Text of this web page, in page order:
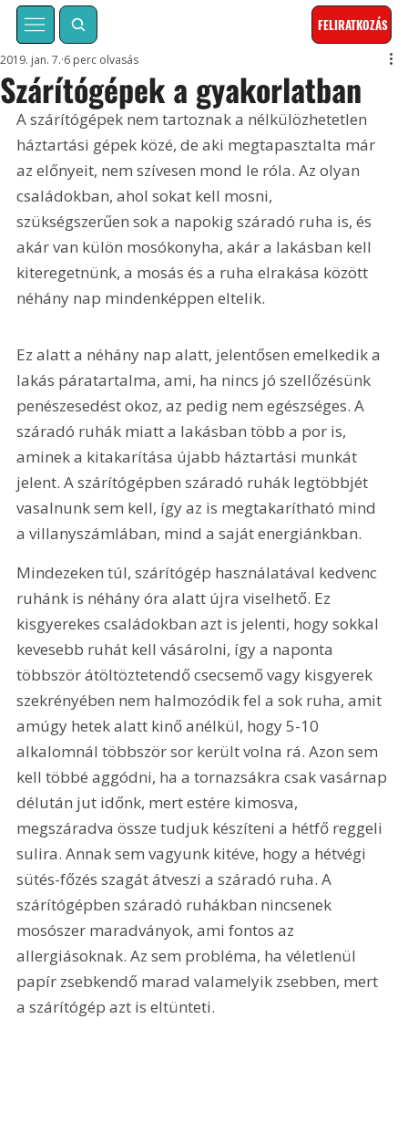
FELIRATKOZÁS
Szárítógépek a gyakorlatban
2019. jan. 7. 6 perc olvasás
A szárítógépek nem tartoznak a nélkülözhetetlen
háztartási gépek közé, de aki megtapasztalta már
az előnyeit, nem szívesen mond le róla. Az olyan
családokban, ahol sokat kell mosni,
szükségszerűen sok a napokig száradó ruha is, és
akár van külön mosókonyha, akár a lakásban kell
kiteregetnünk, a mosás és a ruha elrakása között
néhány nap mindenképpen eltelik.
Ez alatt a néhány nap alatt, jelentősen emelkedik a
lakás páratartalma, ami, ha nincs jó szellőzésünk
penészesedést okoz, az pedig nem egészséges. A
száradó ruhák miatt a lakásban több a por is,
aminek a kitakarítása újabb háztartási munkát
jelent. A szárítógépben száradó ruhák legtöbbjét
vasalnunk sem kell, így az is megtakarítható mind
a villanyszámlában, mind a saját energiánkban.
Mindezeken túl, szárítógép használatával kedvenc
ruhánk is néhány óra alatt újra viselhető. Ez
kisgyerekes családokban azt is jelenti, hogy sokkal
kevesebb ruhát kell vásárolni, így a naponta
többször átöltöztetendő csecsemő vagy kisgyerek
szekrényében nem halmozódik fel a sok ruha, amit
amúgy hetek alatt kinő anélkül, hogy 5-10
alkalomnál többször sor került volna rá. Azon sem
kell többé aggódni, ha a tornazsákra csak vasárnap
délután jut időnk, mert estére kimosva,
megszáradva össze tudjuk készíteni a hétfő reggeli
sulira. Annak sem vagyunk kitéve, hogy a hétvégi
sütés-főzés szagát átveszi a száradó ruha. A
szárítógépben száradó ruhákban nincsenek
mosószer maradványok, ami fontos az
allergiásoknak. Az sem probléma, ha véletlenül
papír zsebkendő marad valamelyik zsebben, mert
a szárítógép azt is eltünteti.